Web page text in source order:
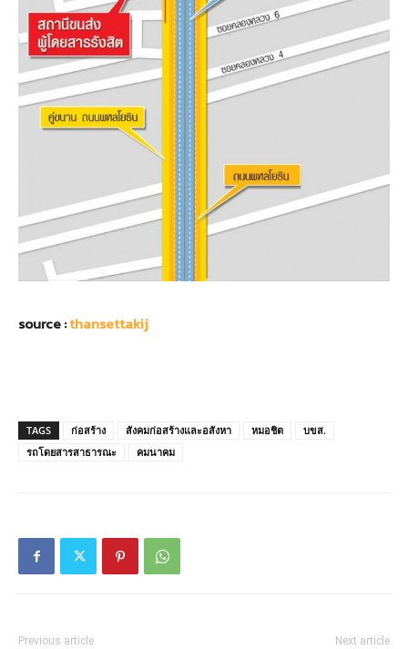
source :thansettakij
TAGS ก่อสร้าง สังคมก่อสร้างและอสังหา หมอชิต
บขส.
รถโดยสารสาธารณะ
คมนาคม
Previous article Next article